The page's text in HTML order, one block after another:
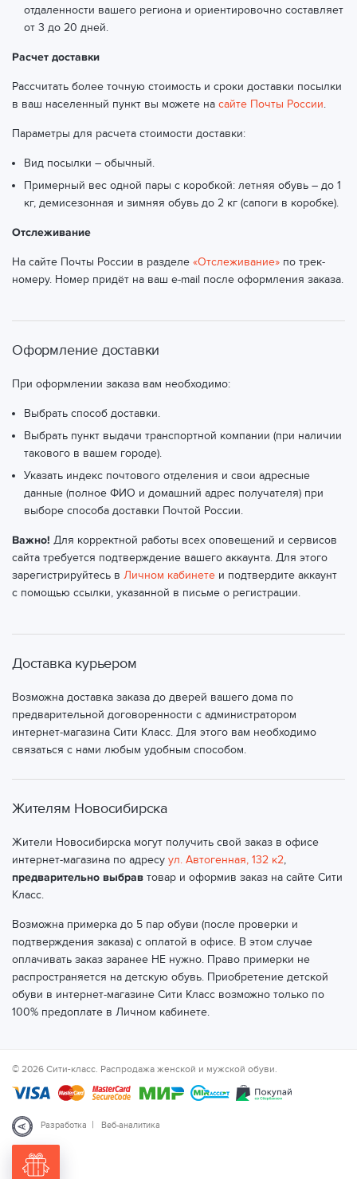
отдаленности вашего региона и ориентировочно составляет
от 3 до 20 дней.
Расчет доставки
Рассчитать более точную стоимость и сроки доставки посылки
в ваш населенный пункт вы можете на сайте Почты России.
Параметры для расчета стоимости доставки:
Вид посылки – обычный.
Примерный вес одной пары с коробкой: летняя обувь – до 1
кг, демисезонная и зимняя обувь до 2 кг (сапоги в коробке).
Отслеживание
На сайте Почты России в разделе «Отслеживание» по трек-
номеру. Номер придёт на ваш e-mail после оформления заказа.
Оформление доставки
При оформлении заказа вам необходимо:
Выбрать способ доставки.
Выбрать пункт выдачи транспортной компании (при наличии
такового в вашем городе).
Указать индекс почтового отделения и свои адресные
данные (полное ФИО и домашний адрес получателя) при
выборе способа доставки Почтой России.
Важно! Для корректной работы всех оповещений и сервисов
сайта требуется подтверждение вашего аккаунта. Для этого
зарегистрируйтесь в Личном кабинете и подтвердите аккаунт
с помощью ссылки, указанной в письме о регистрации.
Доставка курьером
Возможна доставка заказа до дверей вашего дома по
предварительной договоренности с администратором
интернет-магазина Сити Класс. Для этого вам необходимо
связаться с нами любым удобным способом.
Жителям Новосибирска
Жители Новосибирска могут получить свой заказ в офисе
интернет-магазина по адресу ул. Автогенная, 132 к2,
предварительно выбрав товар и оформив заказ на сайте Сити
Класс.
Возможна примерка до 5 пар обуви (после проверки и
подтверждения заказа) с оплатой в офисе. В этом случае
оплачивать заказ заранее НЕ нужно. Право примерки не
распространяется на детскую обувь. Приобретение детской
обуви в интернет-магазине Сити Класс возможно только по
100% предоплате в Личном кабинете.
© 2026 Сити-класс. Распродажа женской и мужской обуви.
Разработка | Веб-аналитика